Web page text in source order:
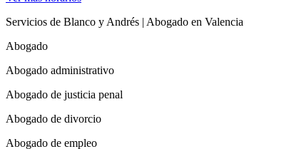
Servicios de Blanco y Andrés | Abogado en Valencia
Abogado
Abogado administrativo
Abogado de justicia penal
Abogado de divorcio
Abogado de empleo